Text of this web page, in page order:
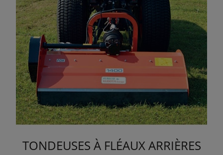
TONDEUSES À FLÉAUX ARRIÈRES